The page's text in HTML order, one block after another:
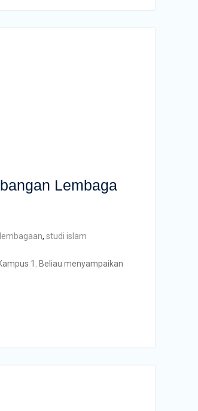
Lembaga
, studi islam
1. Beliau menyampaikan